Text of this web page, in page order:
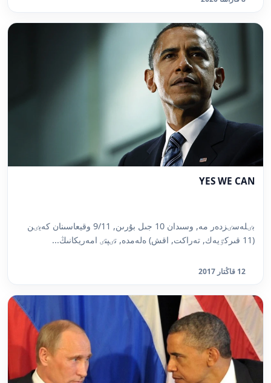
YES WE CAN
بٸلەسٸزدەر مە, وسىدان 10 جىل بۇرىن, 9/11 وقيعاسىنان كەيٸن
(11 قىركٷيەك, تەراكت, اقش) ەلەمدە, تٸپتٸ امەريكانىڭ...
12 قاڭتار 2017